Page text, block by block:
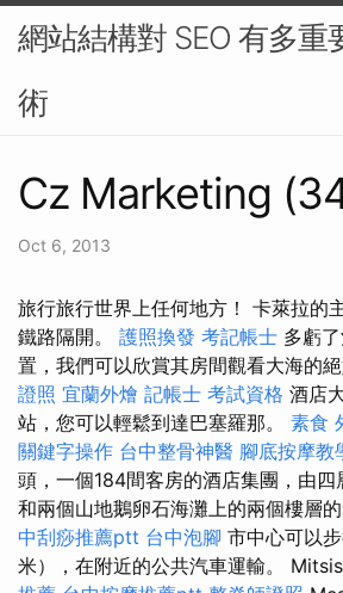
網站結構對 SEO 有多重
術
Cz Marketing
Oct 6, 2013
旅行旅行世界上任何地方！ 卡萊拉的
鐵路隔開。 護照換發 考記帳士 多虧
置，我們可以欣賞其房間觀看大海的絕
證照 宜蘭外燴 記帳士 考試資格 酒店
站，您可以輕鬆到達巴塞羅那。 素食
關鍵字操作 台中整骨神醫 腳底按摩教
頭，一個184間客房的酒店集團，由四
和兩個山地鵝卵石海灘上的兩個樓層
中刮痧推薦ptt 台中泡腳 市中心可以
米），在附近的公共汽車運輸。 Mitsis